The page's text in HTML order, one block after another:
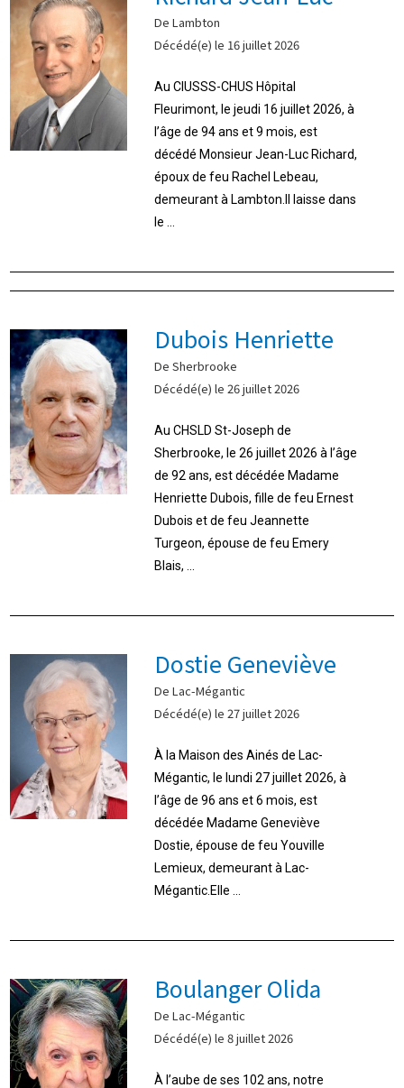
De Lambton
Décédé(e) le 16 juillet 2026
Au CIUSSS-CHUS Hôpital
Fleurimont, le jeudi 16 juillet 2026, à
l’âge de 94 ans et 9 mois, est
décédé Monsieur Jean-Luc Richard,
époux de feu Rachel Lebeau,
demeurant à Lambton.Il laisse dans
le ...
Dubois Henriette
De Sherbrooke
Décédé(e) le 26 juillet 2026
Au CHSLD St-Joseph de
Sherbrooke, le 26 juillet 2026 à l’âge
de 92 ans, est décédée Madame
Henriette Dubois, fille de feu Ernest
Dubois et de feu Jeannette
Turgeon, épouse de feu Emery
Blais, ...
Dostie Geneviève
De Lac-Mégantic
Décédé(e) le 27 juillet 2026
À la Maison des Ainés de Lac-
Mégantic, le lundi 27 juillet 2026, à
l’âge de 96 ans et 6 mois, est
décédée Madame Geneviève
Dostie, épouse de feu Youville
Lemieux, demeurant à Lac-
Mégantic.Elle ...
Boulanger Olida
De Lac-Mégantic
Décédé(e) le 8 juillet 2026
À l’aube de ses 102 ans, notre